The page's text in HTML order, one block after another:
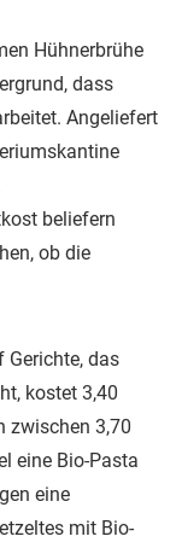
Hühnerbrühe
dass
Angeliefert
beliefern
ob die
Gerichte, das
kostet 3,40
zwischen 3,70
eine Bio-Pasta
eine
mit Bio-